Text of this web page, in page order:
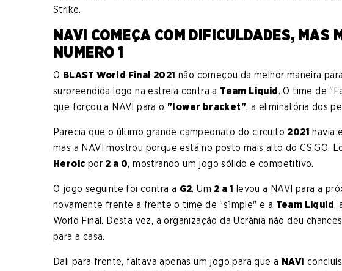
Strike.
NAVI COMEÇA COM DIFICULDADES, MAS
NUMERO 1
O BLAST World Final 2021 não começou da melhor maneira
surpreendida logo na estreia contra a Team Liquid. O time de
que forçou a NAVI para o "lower bracket", a eliminatória dos
Parecia que o último grande campeonato do circuito 2021 havia
mas a NAVI mostrou porque está no posto mais alto do CS:GO.
Heroic por 2 a 0, mostrando um jogo sólido e competitivo.
O jogo seguinte foi contra a G2. Um 2 a 1 levou a NAVI para a
novamente frente a frente o time de "s1mple" e a Team Liquid,
World Final. Desta vez, a organização da Ucrânia não deu
para a casa.
Dali para frente, faltava apenas um jogo para que a NAVI